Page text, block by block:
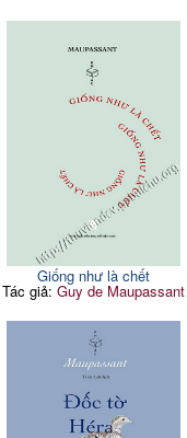
Giống như là chết
Tác giả: Guy de Maupassant